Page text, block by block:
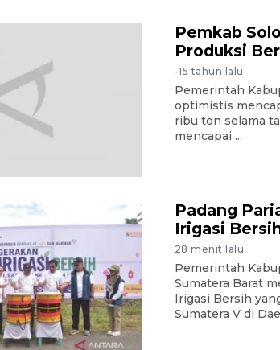
Pemkab
Produksi
-15 tahun lalu
Pemerintah
optimistis
ribu ton selama
mencapai ...
Padang
Irigasi
28 menit lalu
Pemerintah
Sumatera Barat
Irigasi Bersih
Sumatera V di